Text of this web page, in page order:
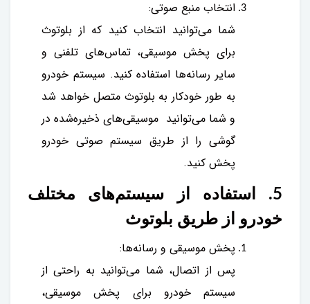
انتخاب منبع صوتی:
شما می‌توانید انتخاب کنید که از بلوتوث
برای پخش موسیقی، تماس‌های تلفنی و
سایر رسانه‌ها استفاده کنید. سیستم خودرو
به طور خودکار به بلوتوث متصل خواهد شد
و شما می‌توانید موسیقی‌های ذخیره‌شده در
گوشی را از طریق سیستم صوتی خودرو
پخش کنید.
5. استفاده از سیستم‌های مختلف
خودرو از طریق بلوتوث
پخش موسیقی و رسانه‌ها:
پس از اتصال، شما می‌توانید به راحتی از
سیستم خودرو برای پخش موسیقی،